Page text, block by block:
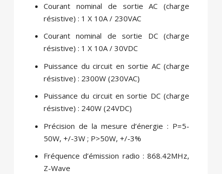
Courant nominal de sortie AC (charge
résistive) : 1 X 10A / 230VAC
Courant nominal de sortie DC (charge
résistive) : 1 X 10A / 30VDC
Puissance du circuit en sortie AC (charge
résistive) : 2300W (230VAC)
Puissance du circuit en sortie DC (charge
résistive) : 240W (24VDC)
Précision de la mesure d’énergie : P=5-
50W, +/-3W ; P>50W, +/-3%
Fréquence d’émission radio : 868.42MHz,
Z-Wave